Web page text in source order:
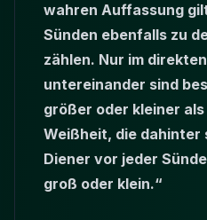
wahren Auffassung
Sünden ebenfalls zu
zählen. Nur im
untereinander sind
größer oder kleiner
Weißheit, die
Diener vor jeder
groß oder klein.“